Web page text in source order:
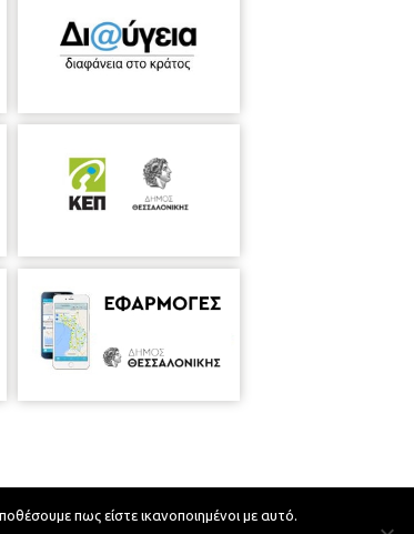
Developed byMyCompany Projects
πως είστε ικανοποιημένοι με αυτό.